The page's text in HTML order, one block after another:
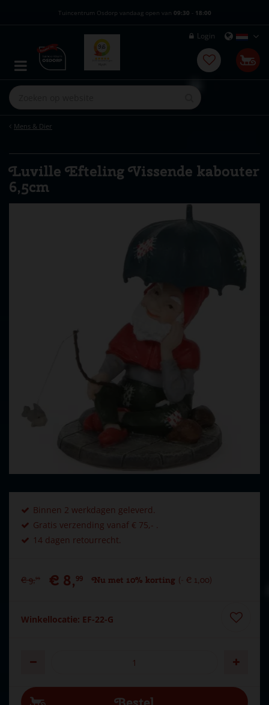
Mens & Dier
Tuincentrum Osdorp vandaag open van 09:30 - 18:00
Login
Luville Efteling Vissende kabouter
6,5cm
Binnen 2 werkdagen geleverd.
Gratis verzending vanaf € 75,- .
14 dagen retourrecht.
€ 9,99 € 8,99 Nu met 10% korting € 1,00
Winkellocatie: EF-22-G